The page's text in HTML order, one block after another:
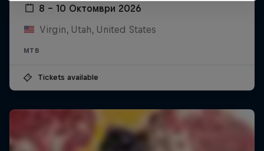
8 – 10 Октомври 2026
Virgin, Utah, United States
MTB
Tickets available